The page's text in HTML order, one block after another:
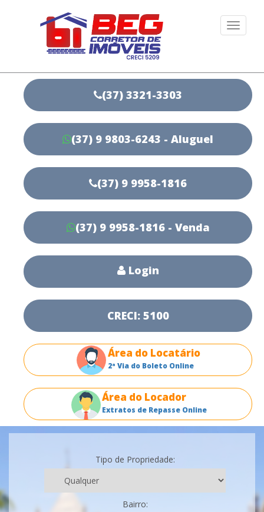
(37) 3321-3303
(37) 9 9803-6243 - Aluguel
(37) 9 9958-1816
(37) 9 9958-1816 - Venda
Login
CRECI: 5100
Área do Locatário
2ª Via do Boleto Online
Área do Locador
Extratos de Repasse Online
Tipo de Propriedade:
Bairro: